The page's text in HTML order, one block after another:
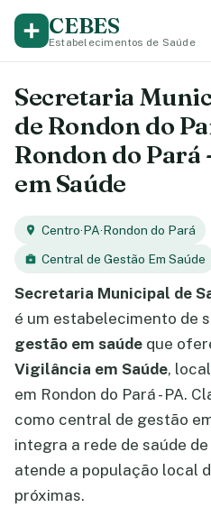
CEBES
Estabelecimentos de Saúde
Secretaria
de Rondon do
Rondon do Pará
em Saúde
Centro·PA·Rondon do Pará
Central de Gestão Em Saúde
Secretaria Municipal de
é um estabelecimento de
gestão em saúde que
Vigilância em Saúde,
em Rondon do Pará - PA.
como central de gestão
integra a rede de saúde
atende a população local
próximas.